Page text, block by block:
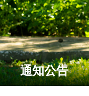
通知公告